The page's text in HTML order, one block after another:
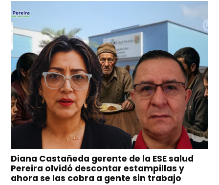
Diana Castañeda gerente de la ESE salud
Pereira olvidó descontar estampillas y
ahora se las cobra a gente sin trabajo